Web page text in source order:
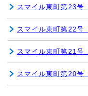
スマイル東町第23号
スマイル東町第22号
スマイル東町第21号
スマイル東町第20号